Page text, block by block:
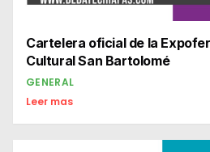
Cartelera oficial de la
Cultural San Bartolomé
GENERAL
Leer mas